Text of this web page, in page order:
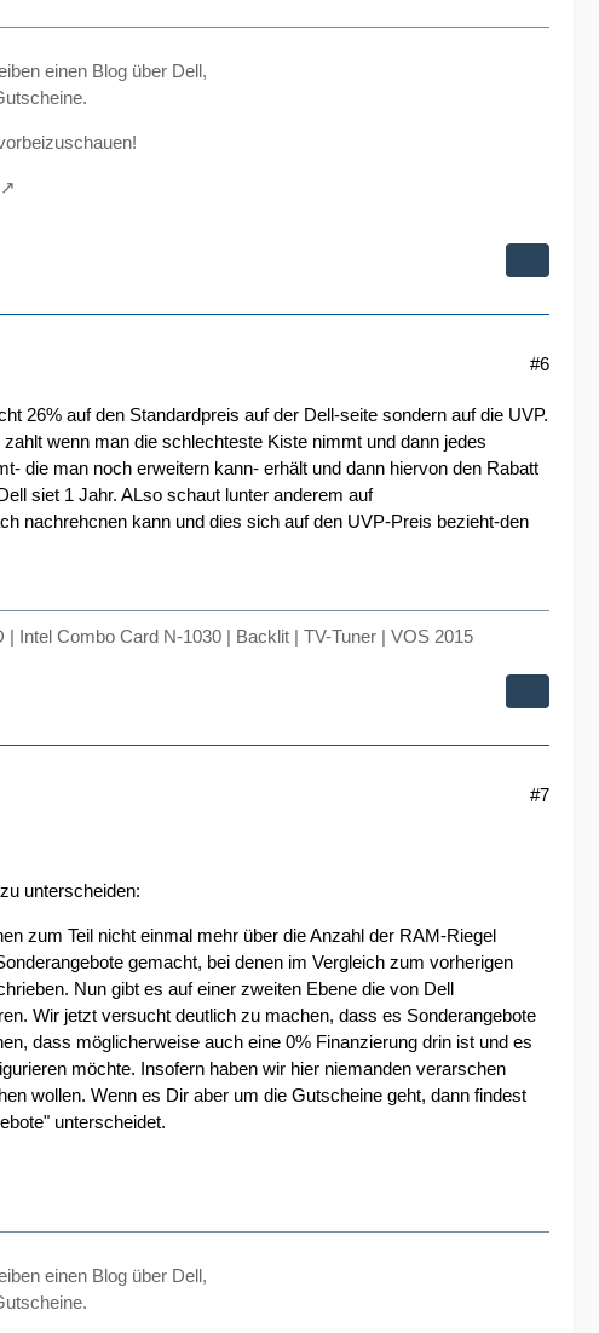
einen Blog über Dell,
#6
26% auf den Standardpreis auf der Dell-seite sondern auf die UVP.
wenn man die schlechteste Kiste nimmt und dann jedes
die man noch erweitern kann- erhält und dann hiervon den Rabatt
siet 1 Jahr. ALso schaut lunter anderem auf
nachrehcnen kann und dies sich auf den UVP-Preis bezieht-den
Intel Combo Card N-1030 | Backlit | TV-Tuner | VOS 2015
#7
unterscheiden:
zum Teil nicht einmal mehr über die Anzahl der RAM-Riegel
gemacht, bei denen im Vergleich zum vorherigen
Nun gibt es auf einer zweiten Ebene die von Dell
Wir jetzt versucht deutlich zu machen, dass es Sonderangebote
dass möglicherweise auch eine 0% Finanzierung drin ist und es
möchte. Insofern haben wir hier niemanden verarschen
wollen. Wenn es Dir aber um die Gutscheine geht, dann findest
unterscheidet.
einen Blog über Dell,